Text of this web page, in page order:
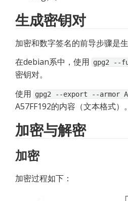
生成密钥对
加密和数字签名的前导步骤是生
在debian系中，使用 gpg2 --
密钥对。
使用 gpg2 --export --armor
A57FF192的内容（文本格式）。
加密与解密
加密
加密过程如下：